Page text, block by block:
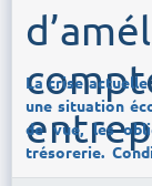
La crise actuelle
une situation
de vue, les
trésorerie.
back par CMS